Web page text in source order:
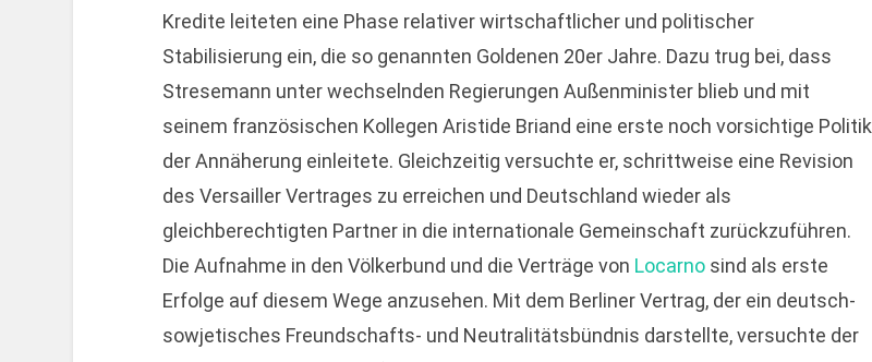
Kredite leiteten eine Phase relativer wirtschaftlicher und politischer
Stabilisierung ein, die so genannten Goldenen 20er Jahre. Dazu trug bei, dass
Stresemann unter wechselnden Regierungen Außenminister blieb und mit
seinem französischen Kollegen Aristide Briand eine erste noch vorsichtige Politik
der Annäherung einleitete. Gleichzeitig versuchte er, schrittweise eine Revision
des Versailler Vertrages zu erreichen und Deutschland wieder als
gleichberechtigten Partner in die internationale Gemeinschaft zurückzuführen.
Die Aufnahme in den Völkerbund und die Verträge von Locarnosind als erste
Erfolge auf diesem Wege anzusehen. Mit dem Berliner Vertrag, der ein deutsch-
sowjetisches Freundschafts- und Neutralitätsbündnis darstellte, versuchte der